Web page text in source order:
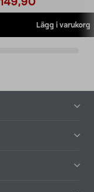
149,90
Lägg i varukorg